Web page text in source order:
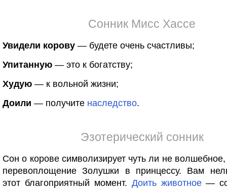
Сонник Мисс Хассе
Увидели корову — будете очень счастливы;
Упитанную — это к богатству;
Худую — к вольной жизни;
Доили — получите наследство.
Эзотерический сонник
Сон о корове символизирует чуть ли не волшебное,
перевоплощение Золушки в принцессу. Вам
этот благоприятный момент. Доить животное—